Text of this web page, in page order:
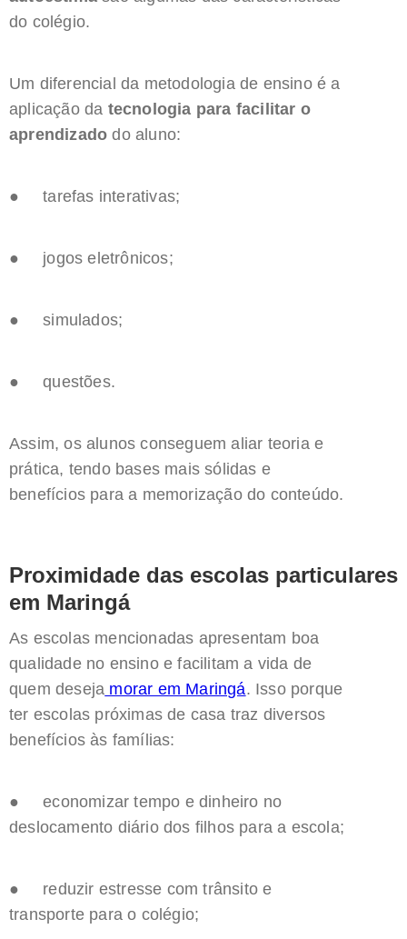
do colégio.
Um diferencial da metodologia de ensino é a
aplicação da tecnologia para facilitar o
aprendizado do aluno:
● tarefas interativas;
● jogos eletrônicos;
● simulados;
● questões.
Assim, os alunos conseguem aliar teoria e
prática, tendo bases mais sólidas e
benefícios para a memorização do conteúdo.
Proximidade das escolas particulares
em Maringá
As escolas mencionadas apresentam boa
qualidade no ensino e facilitam a vida de
quem deseja morar em Maringá. Isso porque
ter escolas próximas de casa traz diversos
benefícios às famílias:
● economizar tempo e dinheiro no
deslocamento diário dos filhos para a escola;
● reduzir estresse com trânsito e
transporte para o colégio;